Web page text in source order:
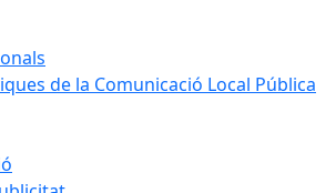
de la Comunicació Local Pública